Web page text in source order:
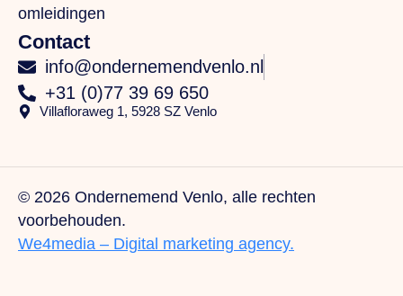
omleidingen
Contact
info@ondernemendvenlo.nl
+31 (0)77 39 69 650
Villafloraweg 1, 5928 SZ Venlo
© 2026 Ondernemend Venlo, alle rechten
voorbehouden.
We4media – Digital marketing agency.